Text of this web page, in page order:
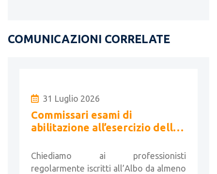
COMUNICAZIONI CORRELATE
31 Luglio 2026
Commissari esami di
abilitazione all’esercizio della
- Sessione 2026
Chiediamo ai professionisti
regolarmente iscritti all’Albo da almeno